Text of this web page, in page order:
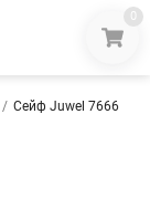
0
/ Сейф Juwel 7666